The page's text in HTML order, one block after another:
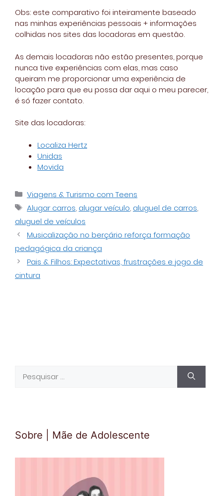
Obs: este comparativo foi inteiramente baseado
nas minhas experiências pessoais + informações
colhidas nos sites das locadoras em questão.
As demais locadoras não estão presentes, porque
nunca tive experiências com elas, mas caso
queiram me proporcionar uma experiência de
locação para que eu possa dar aqui o meu parecer,
é só fazer contato.
Site das locadoras:
Localiza Hertz
Unidas
Movida
Categorias
Viagens & Turismo com Teens
Tags
Alugar carros, alugar veículo, aluguel de carros,
aluguel de veículos
Musicalização no berçário reforça formação
pedagógica da criança
Pais & Filhos: Expectativas, frustrações e jogo de
cintura
por:
Sobre | Mãe de Adolescente